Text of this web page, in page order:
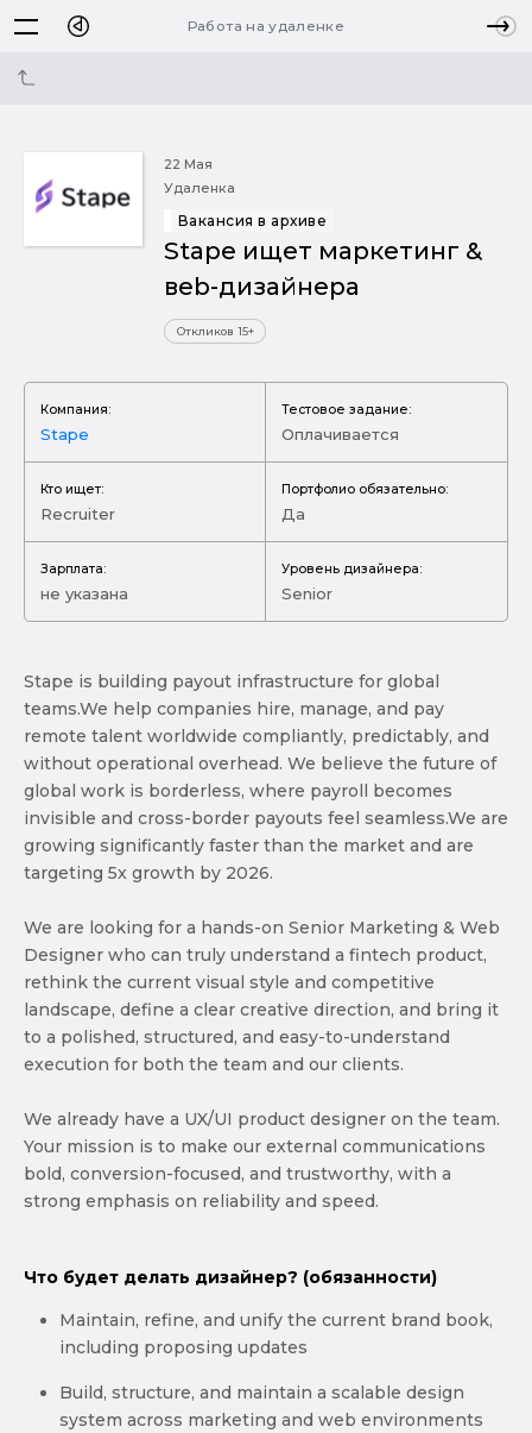
Работа на удаленке
22 Мая
Удаленка
Вакансия в архиве
Stape ищет маркетинг &
вeb-дизайнера
Откликов 15+
Компания:
Stape
Тестовое задание:
Оплачивается
Кто ищет:
Recruiter
Портфолио обязательно:
Да
Зарплата:
не указана
Уровень дизайнера:
Senior
Stape is building payout infrastructure for global
teams.We help companies hire, manage, and pay
remote talent worldwide compliantly, predictably, and
without operational overhead. We believe the future of
global work is borderless, where payroll becomes
invisible and cross-border payouts feel seamless.We are
growing significantly faster than the market and are
targeting 5x growth by 2026.
We are looking for a hands-on Senior Marketing & Web
Designer who can truly understand a fintech product,
rethink the current visual style and competitive
landscape, define a clear creative direction, and bring it
to a polished, structured, and easy-to-understand
execution for both the team and our clients.
We already have a UX/UI product designer on the team.
Your mission is to make our external communications
bold, conversion-focused, and trustworthy, with a
strong emphasis on reliability and speed.
Что будет делать дизайнер? (обязанности)
Maintain, refine, and unify the current brand book,
including proposing updates
Build, structure, and maintain a scalable design
system across marketing and web environments